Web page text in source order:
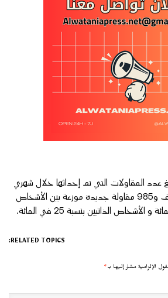
عدد المقاولات التي تم إحداثها خلال شهري
يناير وفبراير الماضيين 16 ألف و985 مقاولة جديدة موزعة بين الأشخاص
RELATED TOPICS:
الإلزامية مشار إليها بـ*